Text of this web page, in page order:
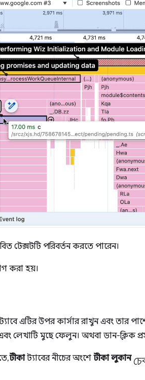
টেক্সটটি পরিবর্তন করতে পারেন।
করা হয়।
এটির উপর কার্সার রাখুন এবং তার
লেখাটি মুছে ফেলুন। অথবা ডান-ক্লিক
টীকাট্যাবের নীচের অংশে টীকা লুকান